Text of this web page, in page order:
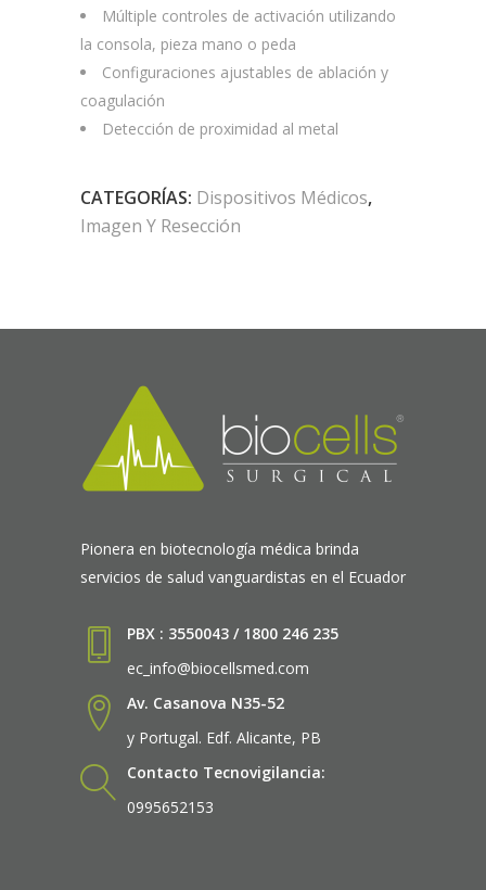
Múltiple controles de activación utilizando
la consola, pieza mano o peda
Configuraciones ajustables de ablación y
coagulación
Detección de proximidad al metal
CATEGORÍAS: Dispositivos Médicos,
Imagen Y Resección
Pionera en biotecnología médica brinda
servicios de salud vanguardistas en el Ecuador
PBX : 3550043 / 1800 246 235
ec_info@biocellsmed.com
Av. Casanova N35-52
y Portugal. Edf. Alicante, PB
Contacto Tecnovigilancia:
0995652153